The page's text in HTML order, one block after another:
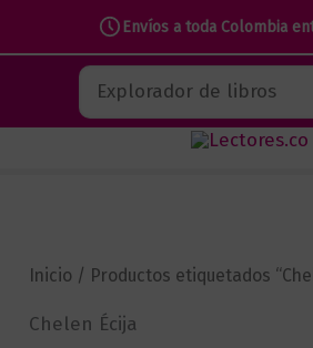
Envíos a toda Colombia
contenido
Buscar
Inicio / Productos etiquetados
Chelen Écija